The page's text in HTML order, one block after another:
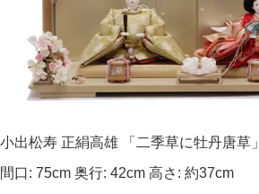
小出松寿 正絹高雄 「二季草に牡丹唐草」
間口: 75cm 奥行: 42cm 高さ: 約37cm